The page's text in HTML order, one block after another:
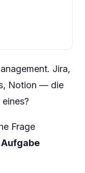
Jira,
Notion — die
Frage